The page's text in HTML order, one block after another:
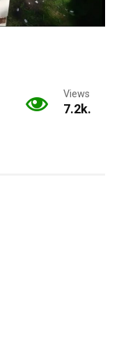
Views
7.2k.